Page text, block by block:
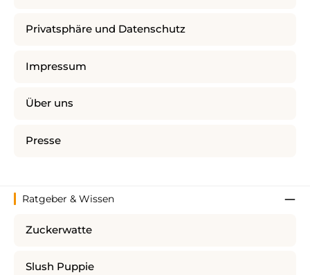
Privatsphäre und Datenschutz
Impressum
Über uns
Presse
Ratgeber & Wissen
Zuckerwatte
Slush Puppie